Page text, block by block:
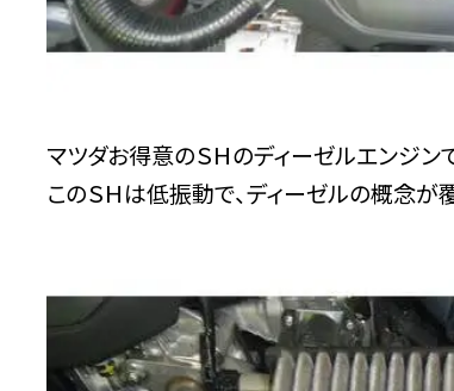
マツダお得意のＳＨのディーゼルエンジン
このＳＨは低振動で、ディーゼルの概念が